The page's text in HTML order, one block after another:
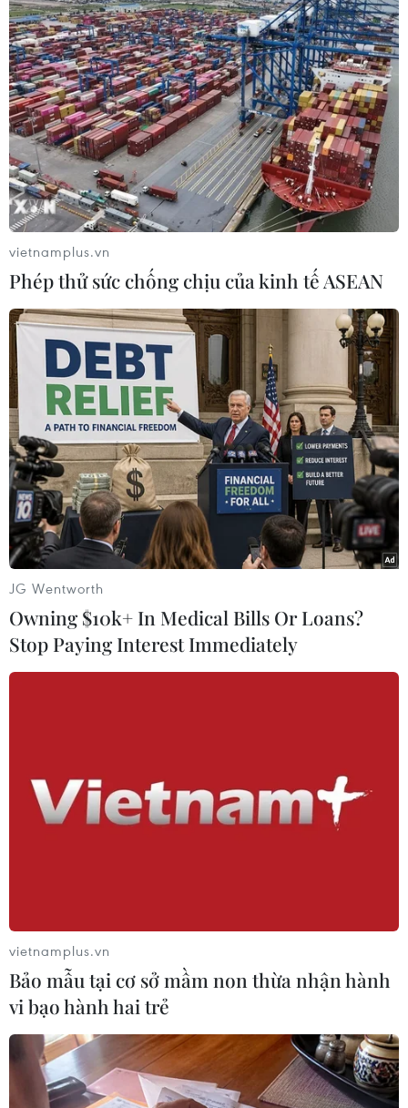
Các lực lượng thanh niên tình nguyện được huy động để giúp
dân dọn dẹp nhà ở, vệ sinh đường phố. (Ảnh: TTXVN)
Người dân dọn rửa lại cửa hàng tạp hóa bị ngập nước tại Cao
Bằng. (Ảnh: TTXVN)
Nước rút để lại khối lượng bùn đất, rác thải khổng lồ khiến cho
công tác vệ sinh môi trường gặp nhiều khó khăn. (Ảnh: TTXVN)
vietnamplus.vn
Phép thử sức chống chịu của kinh tế ASEAN
JG Wentworth
Owning $10k+ In Medical Bills Or Loans?
Stop Paying Interest Immediately
vietnamplus.vn
Bảo mẫu tại cơ sở mầm non thừa nhận hành
vi bạo hành hai trẻ